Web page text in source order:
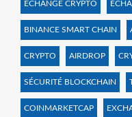
ÉCHANGE CRYPTO
BINANCE SMART CHAIN
CRYPTO AIRDROP
SÉCURITÉ BLOCKCHAIN
COINMARKETCAP